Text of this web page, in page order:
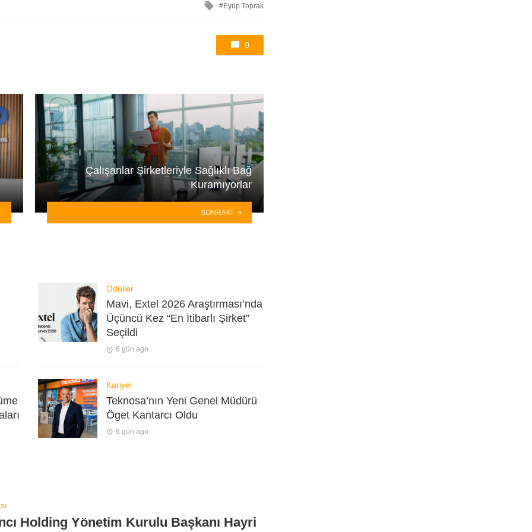
ileEyüp Toprak
0
Çalışanlar Şirketleriyle Sağlıklı Bağ
Kuramıyorlar
SONRAKI
Ödüller
Mavi, Extel 2026 Araştırması’nda
Üçüncü Kez “En İtibarlı Şirket”
Seçildi
6 gün ago
Kariyer
Teknosa’nın Yeni Genel Müdürü
Öget Kantarcı Oldu
6 gün ago
Holding Yönetim Kurulu Başkanı Hayri